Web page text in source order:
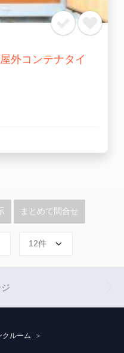
外コンテナタイ
まとめて問合せ
クルーム